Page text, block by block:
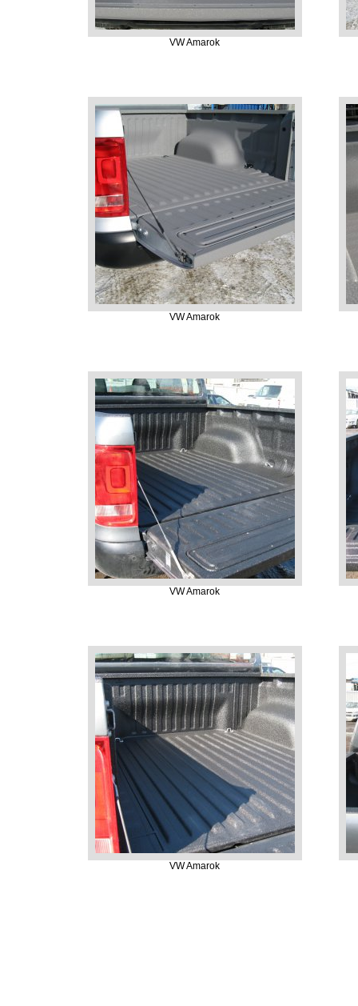
VW Amarok
VW Amarok
VW Amarok
VW Amarok